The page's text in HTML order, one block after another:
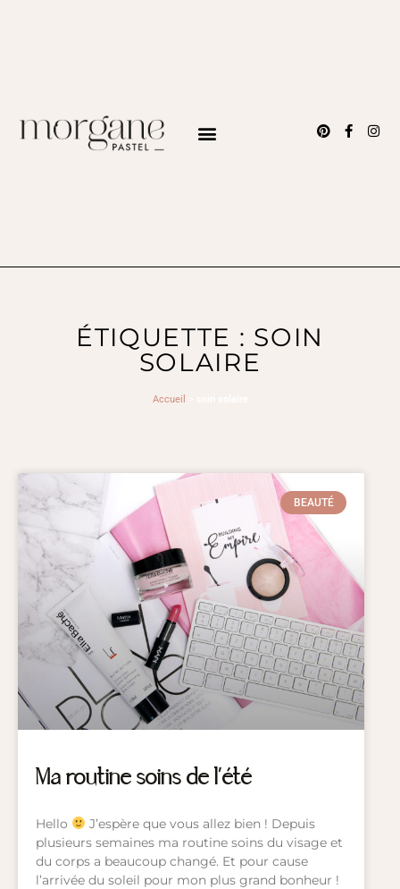
ÉTIQUETTE : SOIN
SOLAIRE
Accueil
BEAUTÉ
Ma routine soins de l’été
Hello
J’espère que vous allez bien ! Depuis
plusieurs semaines ma routine soins du visage et
du corps a beaucoup changé. Et pour cause
l’arrivée du soleil pour mon plus grand bonheur !